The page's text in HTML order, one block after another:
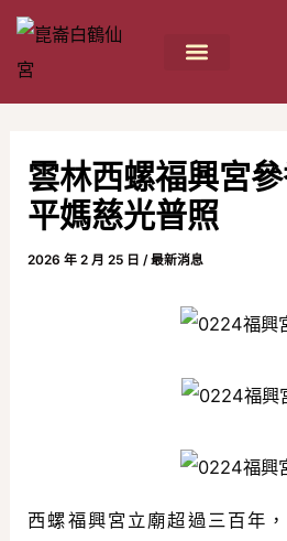
雲林西螺福興宮
平媽慈光普照
2026 年 2 月 25 日/最新消息
西螺福興宮立廟超過三百年
Post